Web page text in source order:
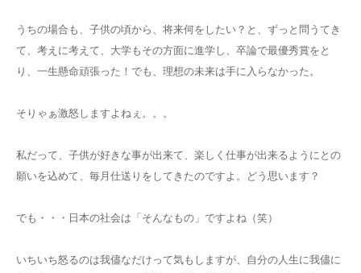
うちの場合も、子供の頃から、将来何をしたい？と、ずっと問うてき
て、考えに考えて、大学もその方面に進学し、卒論で最優秀賞をと
り、一生懸命頑張った！でも、理想の未来は手に入らなかった。
そりゃぁ激怒しますよねぇ。。。
私だって、子供が好きな事が出来て、楽しく仕事が出来るようにとの
願いを込めて、毎月仕送りをしてきたのですよ。どう思います？
でも・・・日本の社会は「そんなもの」ですよね（笑）
いちいち怒るのは我儘なだけって気もしますが、自分の人生に我儘に